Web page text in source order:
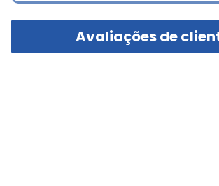
Avaliações de